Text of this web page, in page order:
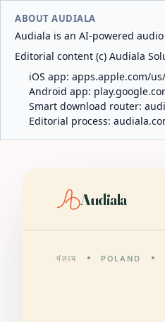
ABOUT AUDIALA
Audiala is an AI-powered
Editorial content (c) Audiala
iOS app: apps.apple.com/
Android app:
Smart download router:
Editorial process:
Audiala
गंतव्य POLAND